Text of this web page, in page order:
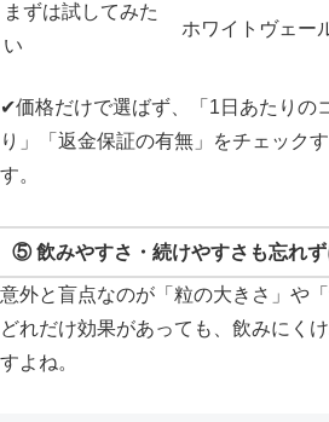
まずは試してみた
い
ホワイトヴェー
✔価格だけで選ばず、「1日あたりの
り」「返金保証の有無」をチェック
す。
⑤飲みやすさ・続けやすさも忘れ
意外と盲点なのが「粒の大きさ」や「
どれだけ効果があっても、飲みにく
すよね。